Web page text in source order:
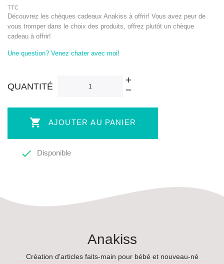
TTC
Découvrez les chèques cadeaux Anakiss à offrir! Vous avez peur de
vous tromper dans le choix des produits, offrez plutôt un chèque
cadeau à offrir!
Une question? Venez chater avec moi!
QUANTITÉ
 AJOUTER AU PANIER
 Disponible
Anakiss
Création d'articles faits-main pour bébé et nouveau-né